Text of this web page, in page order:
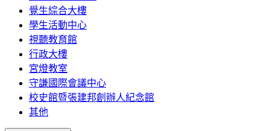
覺生綜合大樓
學生活動中心
視聽教育館
行政大樓
宮燈教室
守謙國際會議中心
校史館暨張建邦創辦人紀念館
其他